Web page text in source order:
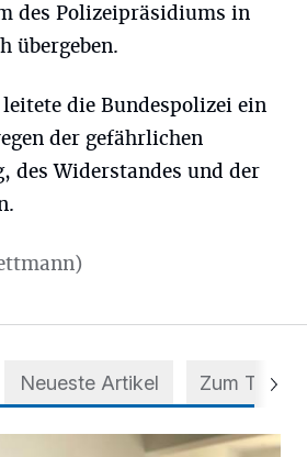
des Polizeipräsidiums in
übergeben.
leitete die Bundespolizei ein
der gefährlichen
des Widerstandes und der
Neueste Artikel Zum Thema